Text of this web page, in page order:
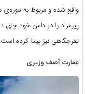
واقع شده و مربوط به
پیرمراد را در دامن خود
تفرجگاهی نیز پیدا کرده است.
عمارت آصف وزیری